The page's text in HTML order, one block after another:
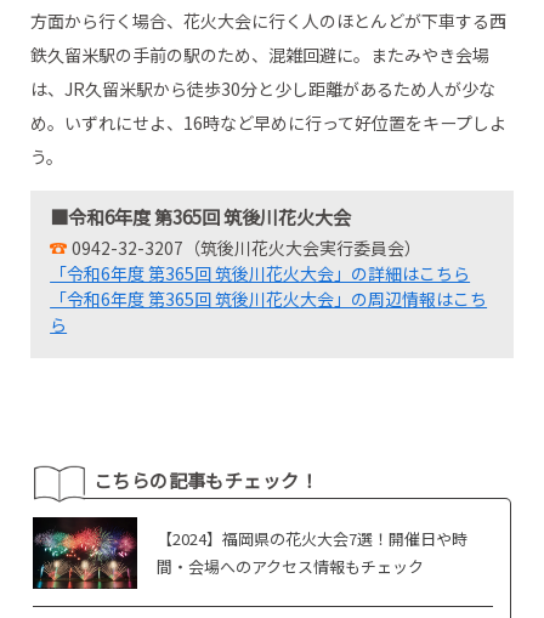
方面から行く場合、花火大会に行く人のほとんどが下車する西
鉄久留米駅の手前の駅のため、混雑回避に。またみやき会場
は、JR久留米駅から徒歩30分と少し距離があるため人が少な
め。いずれにせよ、16時など早めに行って好位置をキープしよ
う。
■令和6年度 第365回 筑後川花火大会
0942-32-3207（筑後川花火大会実行委員会）
「令和6年度 第365回 筑後川花火大会」の詳細はこちら
「令和6年度 第365回 筑後川花火大会」の周辺情報はこち
ら
こちらの記事もチェック！
【2024】福岡県の花火大会7選！開催日や時
間・会場へのアクセス情報もチェック